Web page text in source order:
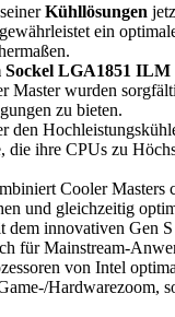
Kühllösungen
ein
Sockel LGA1851 ILM
wurden
zu bieten.
den
die ihre CPUs zu
Cooler
und gleichzeitig
innovativen Gen
für Mainstream-
von Intel